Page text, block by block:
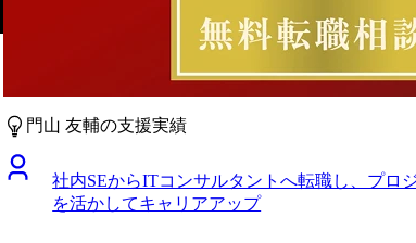
門山 友輔の支援実績
社内SEからITコンサルタントへ転職し、プロ
を活かしてキャリアアップ